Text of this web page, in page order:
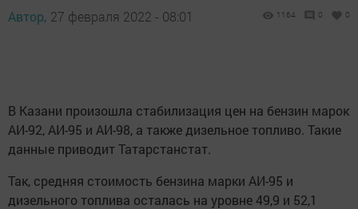
Автор, 27 февраля 2022 - 08:01 1164 0 0
В Казани произошла стабилизация цен на бензин марок
АИ-92, АИ-95 и АИ-98, а также дизельное топливо. Такие
данные приводит Татарстанстат.
Так, средняя стоимость бензина марки АИ-95 и
дизельного топлива осталась на уровне 49,9 и 52,1